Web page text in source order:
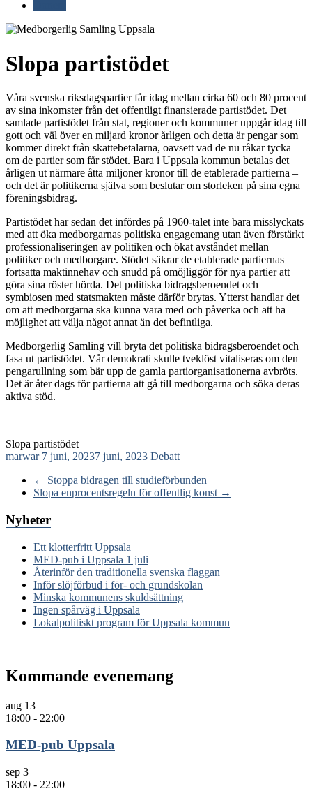
Slopa partistödet
Våra svenska riksdagspartier får idag mellan cirka 60 och 80 procent
av sina inkomster från det offentligt finansierade partistödet. Det
samlade partistödet från stat, regioner och kommuner uppgår idag till
gott och väl över en miljard kronor årligen och detta är pengar som
kommer direkt från skattebetalarna, oavsett vad de nu råkar tycka
om de partier som får stödet. Bara i Uppsala kommun betalas det
årligen ut närmare åtta miljoner kronor till de etablerade partierna –
och det är politikerna själva som beslutar om storleken på sina egna
föreningsbidrag.
Partistödet har sedan det infördes på 1960-talet inte bara misslyckats
med att öka medborgarnas politiska engagemang utan även förstärkt
professionaliseringen av politiken och ökat avståndet mellan
politiker och medborgare. Stödet säkrar de etablerade partiernas
fortsatta maktinnehav och snudd på omöjliggör för nya partier att
göra sina röster hörda. Det politiska bidragsberoendet och
symbiosen med statsmakten måste därför brytas. Ytterst handlar det
om att medborgarna ska kunna vara med och påverka och att ha
möjlighet att välja något annat än det befintliga.
Medborgerlig Samling vill bryta det politiska bidragsberoendet och
fasa ut partistödet. Vår demokrati skulle tveklöst vitaliseras om den
pengarullning som bär upp de gamla partiorganisationerna avbröts.
Det är åter dags för partierna att gå till medborgarna och söka deras
aktiva stöd.
Slopa partistödet
marwar 7 juni, 20237 juni, 2023 Debatt
← Stoppa bidragen till studieförbunden
Slopa enprocentsregeln för offentlig konst →
Nyheter
Ett klotterfritt Uppsala
MED-pub i Uppsala 1 juli
Återinför den traditionella svenska flaggan
Inför slöjförbud i för- och grundskolan
Minska kommunens skuldsättning
Ingen spårväg i Uppsala
Lokalpolitiskt program för Uppsala kommun
Kommande evenemang
aug 13
18:00 - 22:00
MED-pub Uppsala
sep 3
18:00 - 22:00